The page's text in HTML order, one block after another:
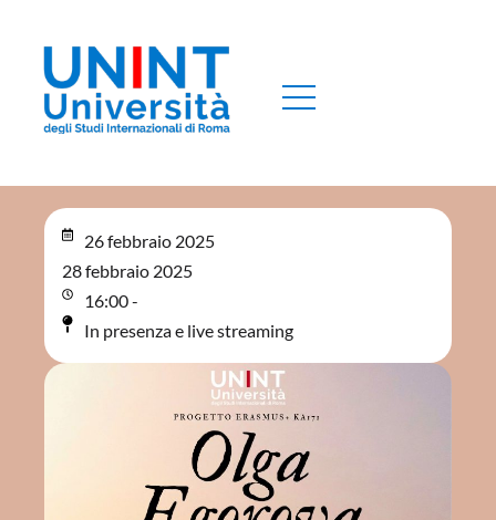
26 febbraio 2025
28 febbraio 2025
16:00 -
In presenza e live streaming